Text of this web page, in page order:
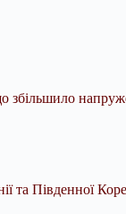
та Південної